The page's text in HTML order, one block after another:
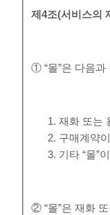
제4조(서비스의
① “몰”은 다음과
재화 또는
구매계약
기타 “몰”
② “몰”은 재화